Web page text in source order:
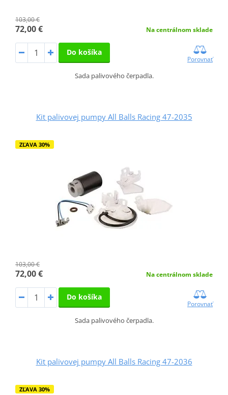
103,00 €
72,00 € Na centrálnom sklade
Do košíka
Porovnať
Sada palivového čerpadla.
Kit palivovej pumpy All Balls Racing 47-2035
ZĽAVA 30%
103,00 €
72,00 € Na centrálnom sklade
Do košíka
Porovnať
Sada palivového čerpadla.
Kit palivovej pumpy All Balls Racing 47-2036
ZĽAVA 30%